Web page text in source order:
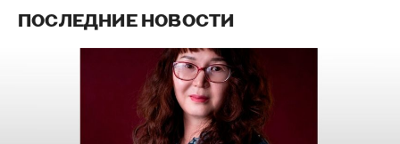
ПОСЛЕДНИЕ НОВОСТИ